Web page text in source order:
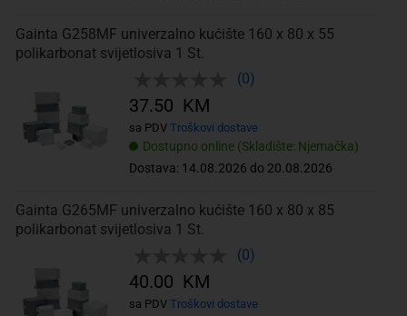
Gainta G258MF univerzalno kućište 160 x 80 x 55
polikarbonat svijetlosiva 1 St.
(0)
Dostupno online (Skladište: Njemačka)
Dostava: 14.08.2026 do 20.08.2026
37.50 KM
sa PDV Troškovi dostave
Gainta G265MF univerzalno kućište 160 x 80 x 85
polikarbonat svijetlosiva 1 St.
(0)
40.00 KM
sa PDV Troškovi dostave